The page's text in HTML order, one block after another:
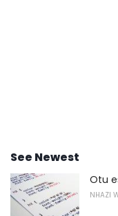
See Newest
Otu
NHAZI